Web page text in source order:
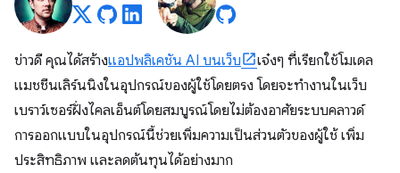
ข่าวดี คุณได้สร้างแอปพลิเคชัน AI บนเว็บ
เจ๋งๆ ที่เรียกใช้โมเดล
แมชชีนเลิร์นนิงในอุปกรณ์ของผู้ใช้โดยตรง โดยจะทํางานในเว็บ
เบราว์เซอร์ฝั่งไคลเอ็นต์โดยสมบูรณ์โดยไม่ต้องอาศัยระบบคลาวด์
การออกแบบในอุปกรณ์นี้ช่วยเพิ่มความเป็นส่วนตัวของผู้ใช้ เพิ่ม
ประสิทธิภาพ และลดต้นทุนได้อย่างมาก